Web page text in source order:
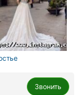
Звонить